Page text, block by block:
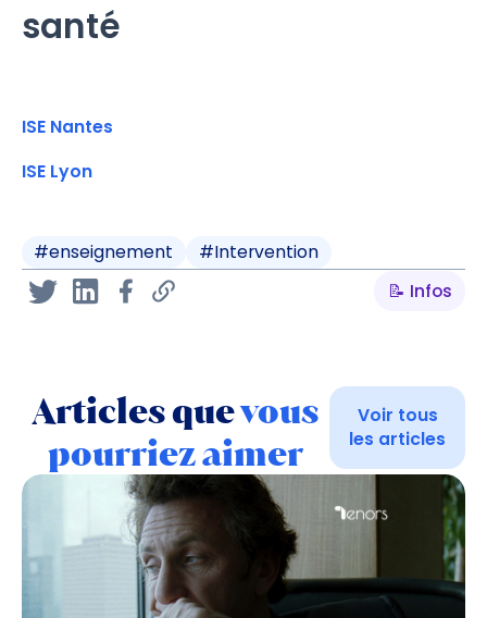
santé
ISE Nantes
ISE Lyon
#enseignement #Intervention
📝 Infos
Articles quevous
pourriez aimer
Voir tous
les articles